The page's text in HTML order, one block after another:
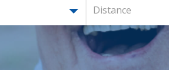
Distance